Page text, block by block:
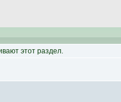
этот раздел.